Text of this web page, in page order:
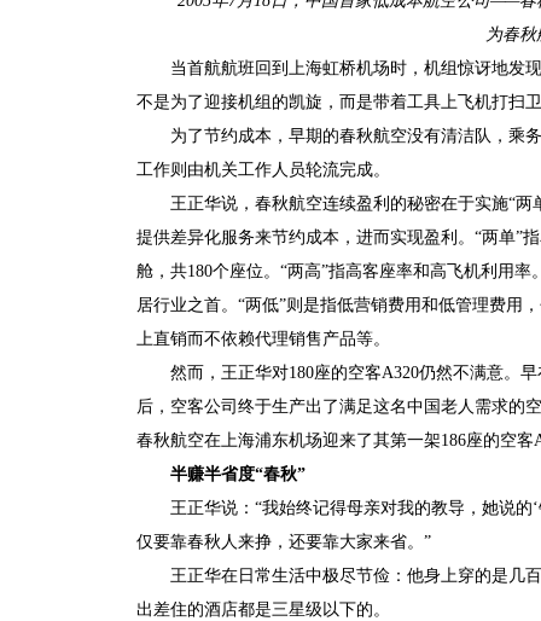
为春
当首航航班回到上海虹桥机场时，机组惊讶地发
不是为了迎接机组的凯旋，而是带着工具上飞机打扫
为了节约成本，早期的春秋航空没有清洁队，乘
工作则由机关工作人员轮流完成。
王正华说，春秋航空连续盈利的秘密在于实施“
提供差异化服务来节约成本，进而实现盈利。“两单”
舱，共180个座位。“两高”指高客座率和高飞机利用
居行业之首。“两低”则是指低营销费用和低管理费用
上直销而不依赖代理销售产品等。
然而，王正华对180座的空客A320仍然不满意。
后，空客公司终于生产出了满足这名中国老人需求的
春秋航空在上海浦东机场迎来了其第一架186座的空客
半赚半省度“春秋”
王正华说：“我始终记得母亲对我的教导，她说
仅要靠春秋人来挣，还要靠大家来省。”
王正华在日常生活中极尽节俭：他身上穿的是几
出差住的酒店都是三星级以下的。